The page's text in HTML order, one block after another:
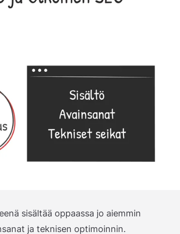
sisältää oppaassa jo aiemmin
ja teknisen optimoinnin.